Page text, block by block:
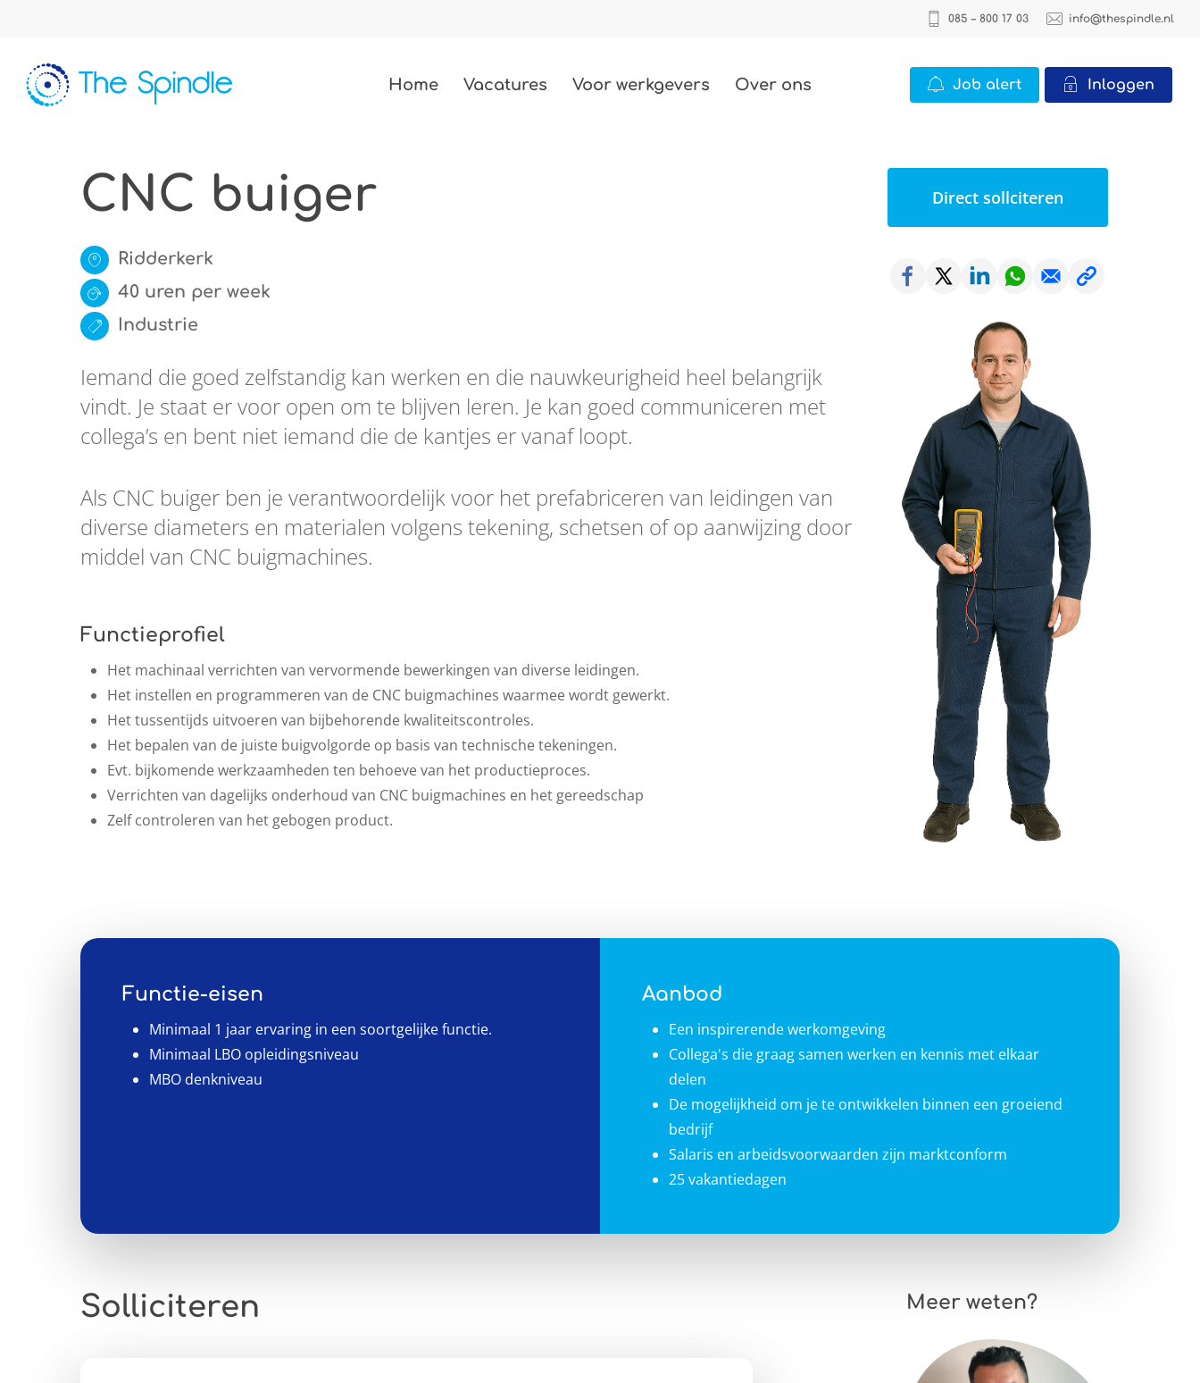
content
085 – 800 17 03 info@thespindle.nl
Home Vacatures
Office
3 vacatures
Voor werkgevers Over ons Job alert Inloggen
CNC buiger
Ridderkerk
40 uren per week
Industrie
Iemand die goed zelfstandig kan werken en die nauwkeurigheid heel belangrijk
vindt. Je staat er voor open om te blijven leren. Je kan goed communiceren met
collega’s en bent niet iemand die de kantjes er vanaf loopt.
Als CNC buiger ben je verantwoordelijk voor het prefabriceren van leidingen van
diverse diameters en materialen volgens tekening, schetsen of op aanwijzing door
middel van CNC buigmachines.
Functieprofiel
Het machinaal verrichten van vervormende bewerkingen van diverse leidingen.
Het instellen en programmeren van de CNC buigmachines waarmee wordt gewerkt.
Het tussentijds uitvoeren van bijbehorende kwaliteitscontroles.
Het bepalen van de juiste buigvolgorde op basis van technische tekeningen.
Evt. bijkomende werkzaamheden ten behoeve van het productieproces.
Verrichten van dagelijks onderhoud van CNC buigmachines en het gereedschap
Zelf controleren van het gebogen product.
Direct sollciteren
Functie-eisen
Minimaal 1 jaar ervaring in een soortgelijke functie.
Minimaal LBO opleidingsniveau
MBO denkniveau
Aanbod
Een inspirerende werkomgeving
Collega's die graag samen werken en kennis met elkaar
delen
De mogelijkheid om je te ontwikkelen binnen een groeiend
bedrijf
Salaris en arbeidsvoorwaarden zijn marktconform
25 vakantiedagen
Solliciteren Meer weten?